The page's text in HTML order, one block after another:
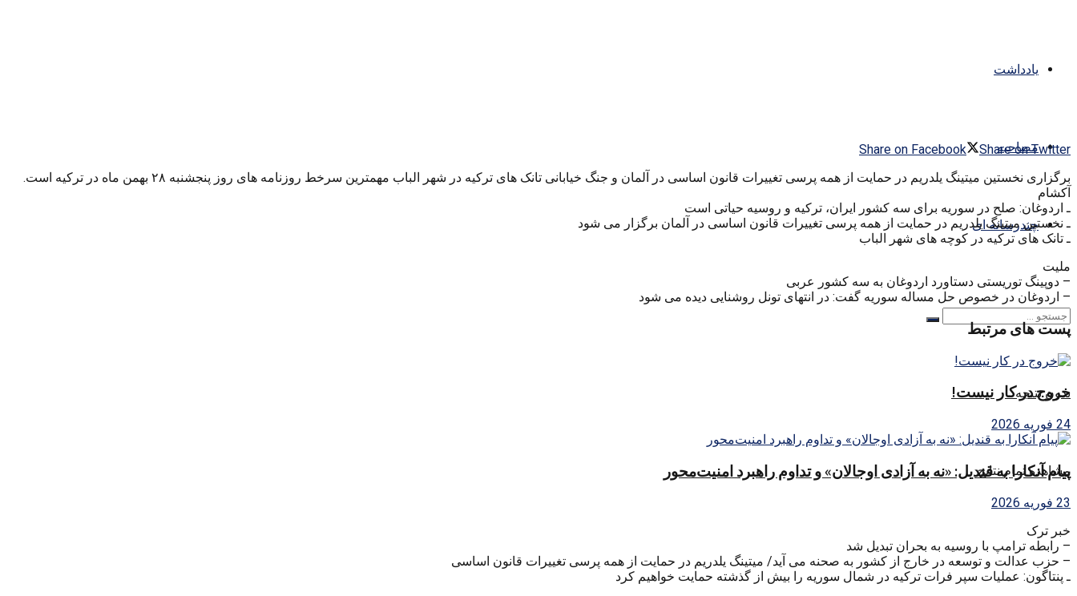
یادداشت
مصاحبه
چندرسانه ای
بدون نتیجه
مشاهده تمام نتایج
Share on Facebook
Share on Twitter
برگزاری نخستین میتینگ یلدریم در حمایت از همه پرسی تغییرات قانون اساسی در آلمان و جنگ خیابانی تانک های ترکیه در شهر الباب مهمترین سرخط روزنامه های روز پنجشنبه ۲۸ بهمن ماه در ترکیه است.
آکشام
ـ اردوغان: صلح در سوریه برای سه کشور ایران، ترکیه و روسیه حیاتی است
ـ نخستین میتینگ یلدریم در حمایت از همه پرسی تغییرات قانون اساسی در آلمان برگزار می شود
ـ تانک های ترکیه در کوچه های شهر الباب
ملیت
– دوپینگ توریستی دستاورد اردوغان به سه کشور عربی
– اردوغان در خصوص حل مساله سوریه گفت: در انتهای تونل روشنایی دیده می شود
پست های مرتبط
خروج در کار نیست!
24 فوریه 2026
پیام آنکارا به قندیل: «نه به آزادی اوجالان» و تداوم راهبرد امنیت‌محور
23 فوریه 2026
خبر ترک
– رابطه ترامپ با روسیه به بحران تبدیل شد
– حزب عدالت و توسعه در خارج از کشور به صحنه می آید/ میتینگ یلدریم در حمایت از همه پرسی تغییرات قانون اساسی
ـ پنتاگون: عملیات سپر فرات ترکیه در شمال سوریه را بیش از گذشته حمایت خواهیم کرد